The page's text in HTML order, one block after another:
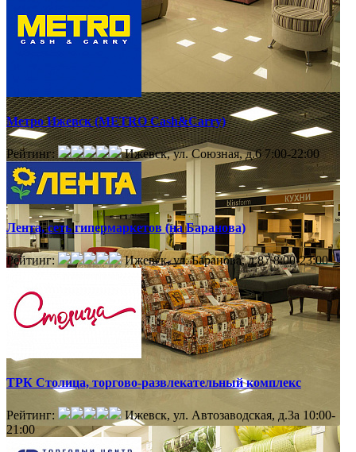
Метро Ижевск (METRO Cash&Carry)
Рейтинг: Ижевск, ул. Союзная, д.6 7:00-22:00
Лента, сеть гипермаркетов (на Баранова)
Рейтинг: Ижевск, ул. Баранова, д.87 8:00-23:00
ТРК Столица, торгово-развлекательный комплекс
Рейтинг: Ижевск, ул. Автозаводская, д.3а 10:00-
21:00